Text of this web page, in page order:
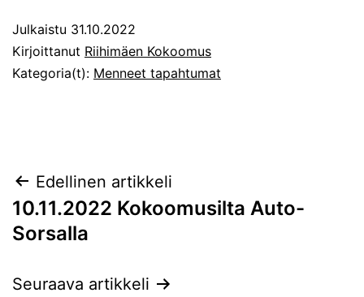
Julkaistu 31.10.2022
Kirjoittanut Riihimäen Kokoomus
Kategoria(t): Menneet tapahtumat
Artikkelien
selaus
Edellinen artikkeli
10.11.2022 Kokoomusilta Auto-
Sorsalla
Seuraava artikkeli